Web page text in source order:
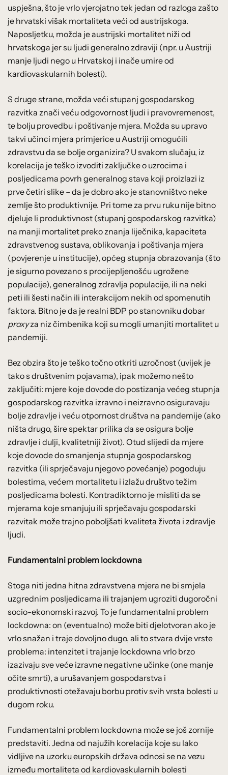
uspješna, što je vrlo vjerojatno tek jedan od razloga zašto
je hrvatski višak mortaliteta veći od austrijskoga.
Naposljetku, možda je austrijski mortalitet niži od
hrvatskoga jer su ljudi generalno zdraviji (npr. u Austriji
manje ljudi nego u Hrvatskoj i inače umire od
kardiovaskularnih bolesti).
S druge strane, možda veći stupanj gospodarskog
razvitka znači veću odgovornost ljudi i pravovremenost,
te bolju provedbu i poštivanje mjera. Možda su upravo
takvi učinci mjera primjerice u Austriji omogućili
zdravstvu da se bolje organizira? U svakom slučaju, iz
korelacija je teško izvoditi zaključke o uzrocima i
posljedicama povrh generalnog stava koji proizlazi iz
prve četiri slike – da je dobro ako je stanovništvo neke
zemlje što produktivnije. Pri tome za prvu ruku nije bitno
djeluje li produktivnost (stupanj gospodarskog razvitka)
na manji mortalitet preko znanja liječnika, kapaciteta
zdravstvenog sustava, oblikovanja i poštivanja mjera
(povjerenje u institucije), općeg stupnja obrazovanja (što
je sigurno povezano s procijepljenošću ugrožene
populacije), generalnog zdravlja populacije, ili na neki
peti ili šesti način ili interakcijom nekih od spomenutih
faktora. Bitno je da je realni BDP po stanovniku dobar
proxyza niz čimbenika koji su mogli umanjiti mortalitet u
pandemiji.
Bez obzira što je teško točno otkriti uzročnost (uvijek je
tako s društvenim pojavama), ipak možemo nešto
zaključiti: mjere koje dovode do postizanja većeg stupnja
gospodarskog razvitka izravno i neizravno osiguravaju
bolje zdravlje i veću otpornost društva na pandemije (ako
ništa drugo, šire spektar prilika da se osigura bolje
zdravlje i dulji, kvalitetniji život). Otud slijedi da mjere
koje dovode do smanjenja stupnja gospodarskog
razvitka (ili sprječavaju njegovo povećanje) pogoduju
bolestima, većem mortalitetu i izlažu društvo težim
posljedicama bolesti. Kontradiktorno je misliti da se
mjerama koje smanjuju ili sprječavaju gospodarski
razvitak može trajno poboljšati kvaliteta života i zdravlje
ljudi.
Fundamentalni problem lockdowna
Stoga niti jedna hitna zdravstvena mjera ne bi smjela
uzgrednim posljedicama ili trajanjem ugroziti dugoročni
socio-ekonomski razvoj. To je fundamentalni problem
lockdowna: on (eventualno) može biti djelotvoran ako je
vrlo snažan i traje dovoljno dugo, ali to stvara dvije vrste
problema: intenzitet i trajanje lockdowna vrlo brzo
izazivaju sve veće izravne negativne učinke (one manje
očite smrti), a urušavanjem gospodarstva i
produktivnosti otežavaju borbu protiv svih vrsta bolesti u
dugom roku.
Fundamentalni problem lockdowna može se još zornije
predstaviti. Jedna od najužih korelacija koje su lako
vidljive na uzorku europskih država odnosi se na vezu
između mortaliteta od kardiovaskularnih bolesti